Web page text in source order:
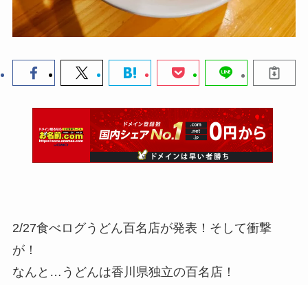
2/27食べログうどん百名店が発表！そして衝撃
が！
なんと…うどんは香川県独立の百名店！